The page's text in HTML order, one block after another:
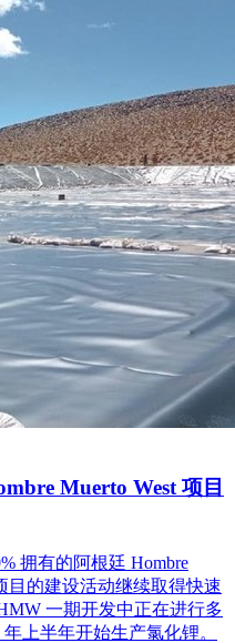
Muerto West 项目
拥有的阿根廷 Hombre
目的建设活动继续取得快速
一期开发中正在进行多
上半年开始生产氯化锂。